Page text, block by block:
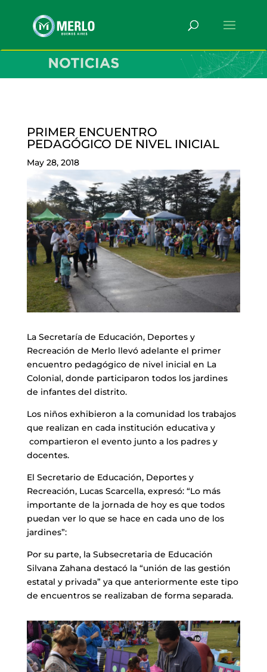
PRIMER ENCUENTRO
PEDAGÓGICO DE NIVEL INICIAL
May 28, 2018
La Secretaría de Educación, Deportes y
Recreación de Merlo llevó adelante el primer
encuentro pedagógico de nivel inicial en La
Colonial, donde participaron todos los jardines
de infantes del distrito.
Los niños exhibieron a la comunidad los trabajos
que realizan en cada institución educativa y
compartieron el evento junto a los padres y
docentes.
El Secretario de Educación, Deportes y
Recreación, Lucas Scarcella, expresó: “Lo más
importante de la jornada de hoy es que todos
puedan ver lo que se hace en cada uno de los
jardines”:
Por su parte, la Subsecretaria de Educación
Silvana Zahana destacó la “unión de las gestión
estatal y privada” ya que anteriormente este tipo
de encuentros se realizaban de forma separada.